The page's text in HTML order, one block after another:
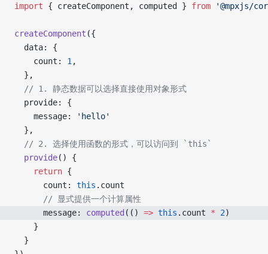
import { createComponent, computed } from '@mpxjs/
createComponent ({
  data: {
    count:
1 ,
  },
  // 1. 静态数据可以选择直接使用对象形式
  provide: {
    message:
'hello'
  },
  // 2. 选择使用函数的形式，可以访问到 `this`
  provide
() {
    return
{
      count:
this .count
      // 显式提供一个计算属性
      message:
computed (() => this .count * 2)
    }
  }